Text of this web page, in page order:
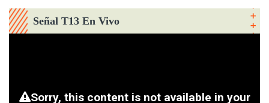
Señal T13 En Vivo